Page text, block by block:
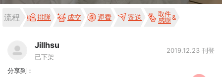
流程 排隊 成交 運費 寄送
取件
感謝
Jillhsu
已下架
2019.12.23 刊登
分享到：